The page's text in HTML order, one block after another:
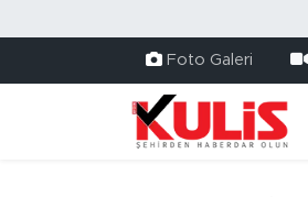
Foto Galeri